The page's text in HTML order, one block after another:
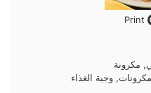
مكرونة
وجبة الغذاء